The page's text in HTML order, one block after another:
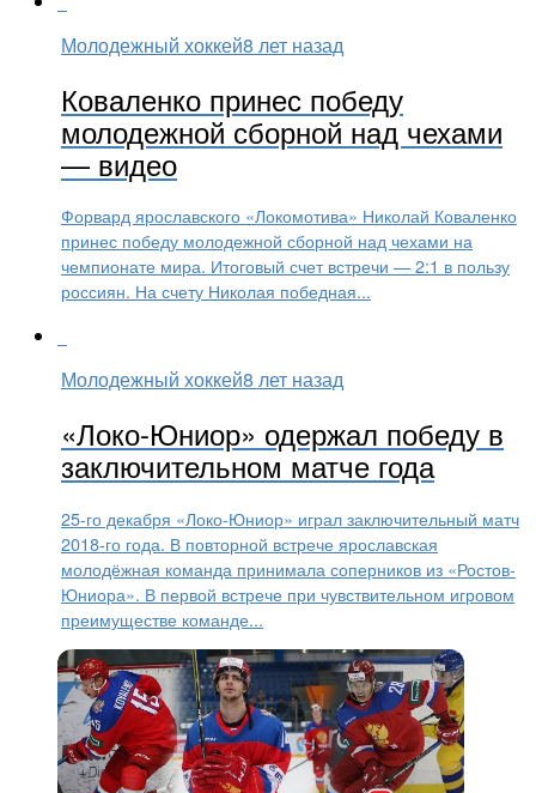
Молодежный хоккей8 лет назад
Коваленко принес победу
молодежной сборной над чехами
— видео
Форвард ярославского «Локомотива» Николай Коваленко
принес победу молодежной сборной над чехами на
чемпионате мира. Итоговый счет встречи — 2:1 в пользу
россиян. На счету Николая победная...
Молодежный хоккей8 лет назад
«Локо-Юниор» одержал победу в
заключительном матче года
25-го декабря «Локо-Юниор» играл заключительный матч
2018-го года. В повторной встрече ярославская
молодёжная команда принимала соперников из «Ростов-
Юниора». В первой встрече при чувствительном игровом
преимуществе команде...